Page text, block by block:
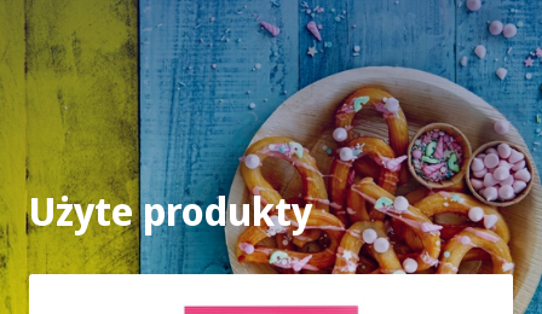
Użyte produkty